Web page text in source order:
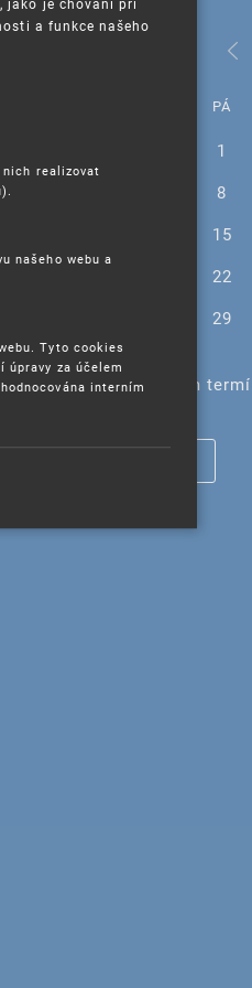
PÁ
1
8
15
22
29
akce ve vybraném
a funkce našeho
realizovat
našeho webu a
Tyto cookies
úpravy za účelem
interním